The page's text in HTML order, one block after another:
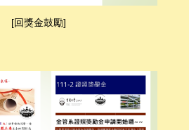
[回獎金鼓勵]